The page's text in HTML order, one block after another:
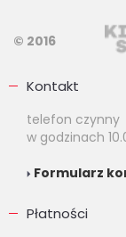
© 2016
Kontakt
telefon czynny
w godzinach
Formularz
Płatności